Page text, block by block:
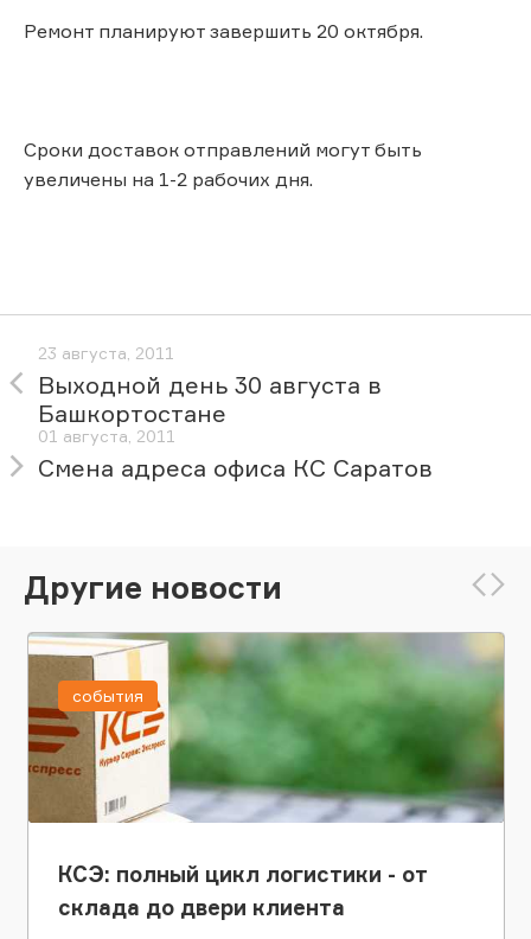
Ремонт планируют завершить 20 октября.
Сроки доставок отправлений могут быть
увеличены на 1-2 рабочих дня.
23 августа, 2011
Выходной день 30 августа в
Башкортостане
01 августа, 2011
Смена адреса офиса КС Саратов
Другие новости
КСЭ: полный цикл логистики - от
склада до двери клиента
события